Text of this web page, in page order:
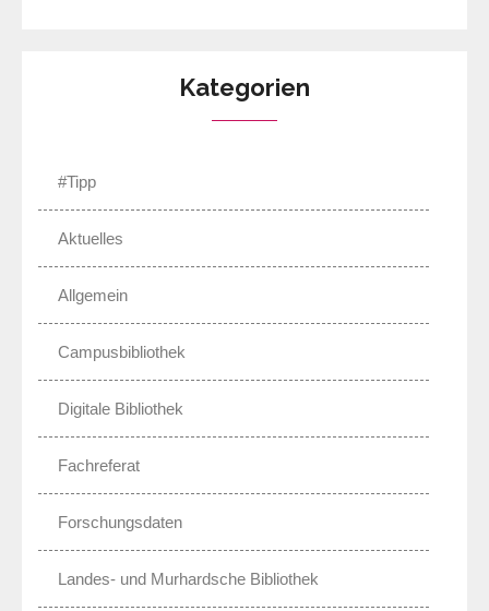
Kategorien
#Tipp
Aktuelles
Allgemein
Campusbibliothek
Digitale Bibliothek
Fachreferat
Forschungsdaten
Landes- und Murhardsche Bibliothek